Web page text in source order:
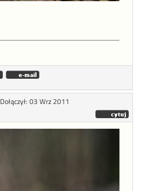
Dołączył: 03 Wrz 2011